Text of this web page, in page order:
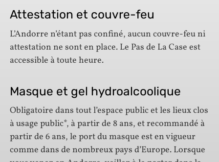
Attestation et couvre-feu
L’Andorre n’étant pas confiné, aucun couvre-feu ni
attestation ne sont en place. Le Pas de La Case est
accessible à toute heure.
Masque et gel hydroalcoolique
Obligatoire dans tout l’espace public et les lieux clos
à usage public*, à partir de 8 ans, et recommandé à
partir de 6 ans, le port du masque est en vigueur
comme dans de nombreux pays d’Europe. Lorsque